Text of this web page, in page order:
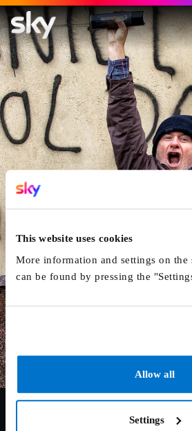
This website uses cookies
More information and settings on the
can be found by pressing the
Allow all
Settings
Ich, Daniel Blake
7.7/10 2016 100 min